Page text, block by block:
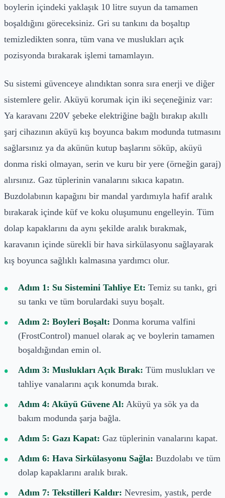
boylerin içindeki yaklaşık 10 litre suyun da tamamen
boşaldığını göreceksiniz. Gri su tankını da boşaltıp
temizledikten sonra, tüm vana ve muslukları açık
pozisyonda bırakarak işlemi tamamlayın.
Su sistemi güvenceye alındıktan sonra sıra enerji ve diğer
sistemlere gelir. Aküyü korumak için iki seçeneğiniz var:
Ya karavanı 220V şebeke elektriğine bağlı bırakıp akıllı
şarj cihazının aküyü kış boyunca bakım modunda tutmasını
sağlarsınız ya da akünün kutup başlarını söküp, aküyü
donma riski olmayan, serin ve kuru bir yere (örneğin garaj)
alırsınız. Gaz tüplerinin vanalarını sıkıca kapatın.
Buzdolabının kapağını bir mandal yardımıyla hafif aralık
bırakarak içinde küf ve koku oluşumunu engelleyin. Tüm
dolap kapaklarını da aynı şekilde aralık bırakmak,
karavanın içinde sürekli bir hava sirkülasyonu sağlayarak
kış boyunca sağlıklı kalmasına yardımcı olur.
Adım 1: Su Sistemini Tahliye Et: Temiz su tankı, gri
su tankı ve tüm borulardaki suyu boşalt.
Adım 2: Boyleri Boşalt: Donma koruma valfini
(FrostControl) manuel olarak aç ve boylerin tamamen
boşaldığından emin ol.
Adım 3: Muslukları Açık Bırak: Tüm muslukları ve
tahliye vanalarını açık konumda bırak.
Adım 4: Aküyü Güvene Al: Aküyü ya sök ya da
bakım modunda şarja bağla.
Adım 5: Gazı Kapat: Gaz tüplerinin vanalarını kapat.
Adım 6: Hava Sirkülasyonu Sağla: Buzdolabı ve tüm
dolap kapaklarını aralık bırak.
Adım 7: Tekstilleri Kaldır: Nevresim, yastık, perde